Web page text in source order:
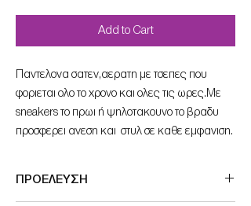
Add to Cart
Παντελονα σατεν,αερατη με τσεπες που
φοριεται ολο το χρονο και ολες τις ωρες.Με
sneakers το πρωι ή ψηλοτακουνο το βραδυ
προσφερει ανεση και στυλ σε καθε εμφανιση.
ΠΡΟΕΛΕΥΣΗ